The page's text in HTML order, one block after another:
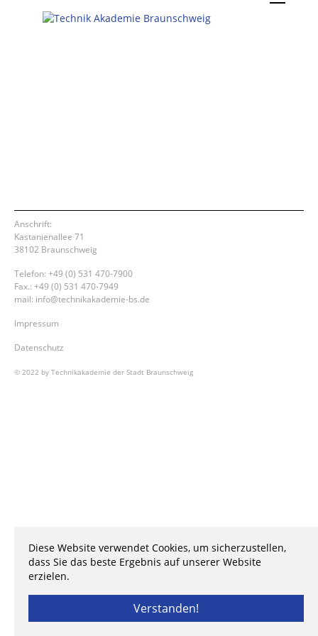
Diese Website verwendet Cookies, um sicherzustellen,
dass Sie das beste Ergebnis auf unserer Website
erzielen.
Verstanden!
Anschrift:
Kastanienallee 71
38102 Braunschweig
Telefon: +49 (0) 531 470-7900
Fax.: +49 (0) 531 470-7949
mail: info@technikakademie-bs.de
Impressum
Datenschutz
© 2022 by Technikakademie der Stadt Braunschweig